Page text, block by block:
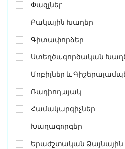
Փազլներ
Բակային Խաղեր
Գիտափորձեր
Ստեղծագործական
Մոբիլներ ԵՒ
Ռադիոդայակ
Համակարգիչներ
Խաղագորգեր
Երաժշտական Ձայնային